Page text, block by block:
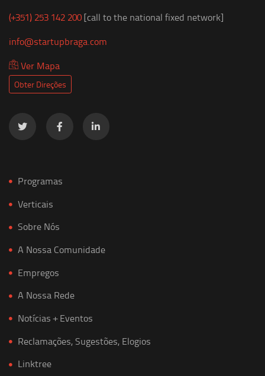
(+351) 253 142 200[call to the national fixed network]
info@startupbraga.com
Ver Mapa
Obter Direções
Programas
Verticais
Sobre Nós
A Nossa Comunidade
Empregos
A Nossa Rede
Notícias + Eventos
Reclamações, Sugestões, Elogios
Linktree